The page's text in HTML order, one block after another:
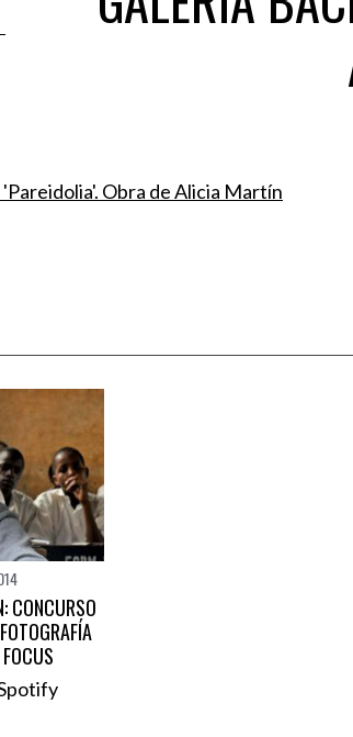
CONCURSO